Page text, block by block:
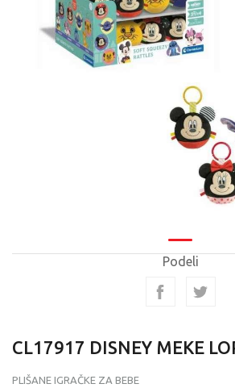
Podeli
CL17917 DISNEY MEKE
PLIŠANE IGRAČKE ZA BEBE